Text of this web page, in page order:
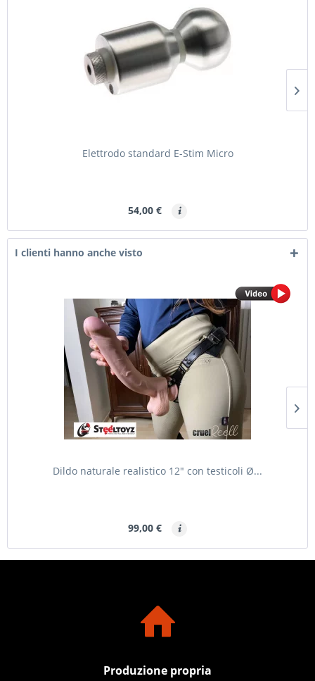
Elettrodo standard E-Stim Micro
54,00 €
I clienti hanno anche visto
Dildo naturale realistico 12" con testicoli Ø...
99,00 €
Produzione propria